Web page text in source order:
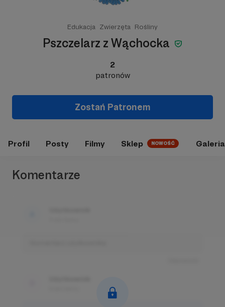
Edukacja Zwierzęta Rośliny
Pszczelarz z Wąchocka
2
patronów
Zostań Patronem
Profil Posty Filmy Sklep NOWOŚĆ Galeria
Komentarze